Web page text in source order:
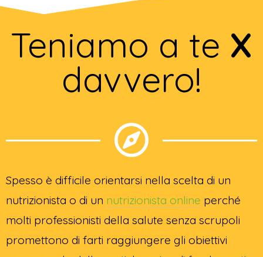
Teniamo a te X
davvero!
Spesso è difficile orientarsi nella scelta di un
nutrizionista o di un nutrizionista online perché
molti professionisti della salute senza scrupoli
promettono di farti raggiungere gli obiettivi